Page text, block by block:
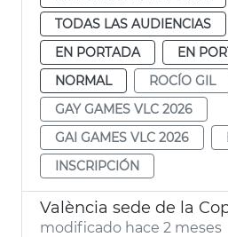
TODAS LAS AUDIENCIAS
EN PORTADA
EN
NORMAL
ROCÍO GIL
GAY GAMES VLC 2026
GAI GAMES VLC 2026
INSCRIPCIÓN
modificado hace 2 meses